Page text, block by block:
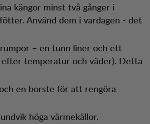
kängor minst två gånger i
Använd dem i vardagen - det
– en tunn liner och ett
temperatur och väder). Detta
en borste för att rengöra
höga värmekällor.